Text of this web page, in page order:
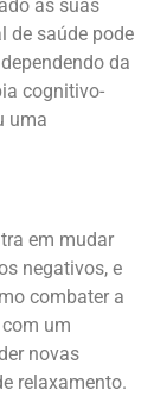
às suas
de saúde pode
da
cognitivo-
uma
em mudar
negativos, e
combater a
um
novas
relaxamento.